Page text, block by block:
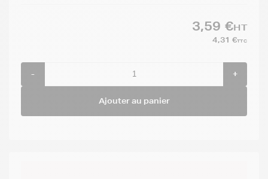
3,59 €HT
4,31 €TTC
- +
Ajouter au panier